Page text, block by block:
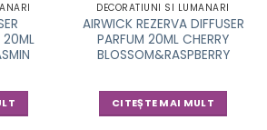
20ML
DECORATIUNI SI LUMANARI
AIRWICK REZERVA DIFFUSER
PARFUM 20ML CHERRY
BLOSSOM&RASPBERRY
CITEȘTE MAI MULT